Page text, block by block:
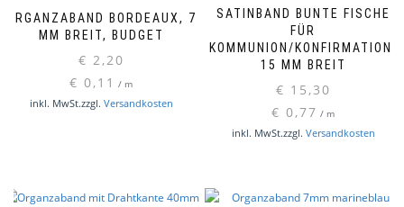
ORGANZABAND BORDEAUX, 7
MM BREIT, BUDGET
€ 2,20
€ 0,11 / m
inkl. MwSt.zzgl. Versandkosten
SATINBAND BUNTE FISCHE
FÜR
KOMMUNION/KONFIRMATION,
15 MM BREIT
€ 15,30
€ 0,77 / m
inkl. MwSt.zzgl. Versandkosten